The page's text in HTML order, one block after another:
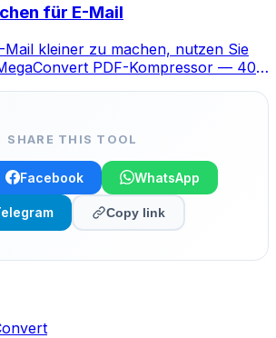
für E-Mail
kleiner zu machen, nutzen Sie
PDF-Kompressor — 40-
SHARE THIS TOOL
Facebook WhatsApp
Copy link